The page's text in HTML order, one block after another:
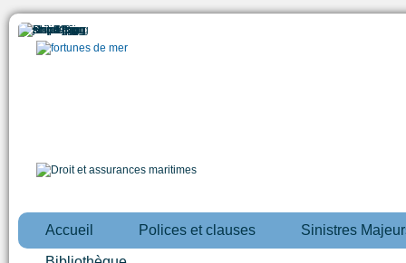
Accueil Polices et clauses Sinistres